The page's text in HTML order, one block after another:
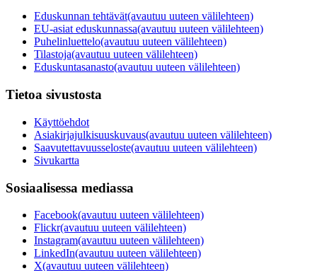
Eduskunnan tehtävät(avautuu uuteen välilehteen)
EU-asiat eduskunnassa(avautuu uuteen välilehteen)
Puhelinluettelo(avautuu uuteen välilehteen)
Tilastoja(avautuu uuteen välilehteen)
Eduskuntasanasto(avautuu uuteen välilehteen)
Tietoa sivustosta
Käyttöehdot
Asiakirjajulkisuuskuvaus(avautuu uuteen välilehteen)
Saavutettavuusseloste(avautuu uuteen välilehteen)
Sivukartta
Sosiaalisessa mediassa
Facebook(avautuu uuteen välilehteen)
Flickr(avautuu uuteen välilehteen)
Instagram(avautuu uuteen välilehteen)
LinkedIn(avautuu uuteen välilehteen)
X(avautuu uuteen välilehteen)